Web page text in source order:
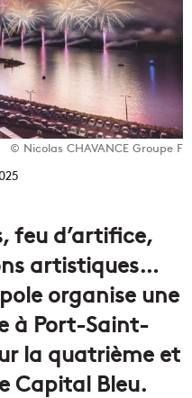
© Nicolas CHAVANCE Groupe F
feu d’artifice,
artistiques…
organise une
à Port-Saint-
la quatrième et
Capital Bleu.